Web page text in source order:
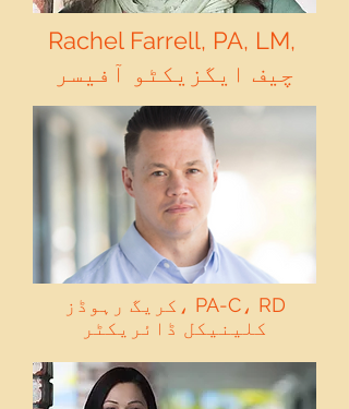
Rachel Farrell, PA, LM,
چیف ایگزیکٹو آفیسر
کریگ رہوڈز، PA-C، RD
کلینیکل ڈائریکٹر